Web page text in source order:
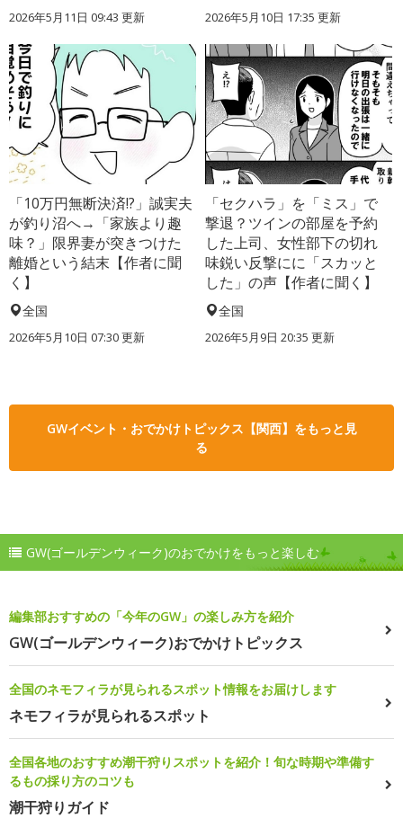
2026年5月11日 09:43 更新 2026年5月10日 17:35 更新
「10万円無断決済!?」誠実夫
が釣り沼へ→「家族より趣
味？」限界妻が突きつけた
離婚という結末【作者に聞
く】
全国
2026年5月10日 07:30 更新
「セクハラ」を「ミス」で
撃退？ツインの部屋を予約
した上司、女性部下の切れ
味鋭い反撃にに「スカッと
した」の声【作者に聞く】
全国
2026年5月9日 20:35 更新
GWイベント・おでかけトピックス【関西】をもっと見
る
GW(ゴールデンウィーク)のおでかけをもっと楽しむ
編集部おすすめの「今年のGW」の楽しみ方を紹介
GW(ゴールデンウィーク)おでかけトピックス
全国のネモフィラが見られるスポット情報をお届けします
ネモフィラが見られるスポット
全国各地のおすすめ潮干狩りスポットを紹介！旬な時期や準備す
るもの採り方のコツも
潮干狩りガイド